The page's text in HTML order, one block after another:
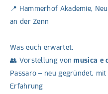
📍 Hammerhof Akademie,
an der Zenn
Was euch erwartet:
👥 Vorstellung vonmusica e
Passaro – neu gegründet,
Erfahrung